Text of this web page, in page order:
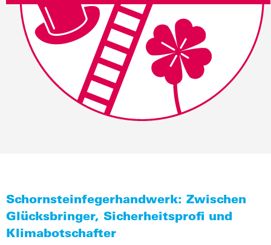
Schornsteinfegerhandwerk: Zwischen
Glücksbringer, Sicherheitsprofi und
Klimabotschafter